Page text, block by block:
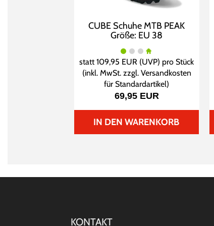
CUBE Schuhe MTB PEAK
Größe: EU 38
statt109,95 EUR (UVP) pro Stück
(inkl. MwSt. zzgl. Versandkosten
für Standardartikel)
69,95 EUR
IN DEN WARENKORB
KONTAKT